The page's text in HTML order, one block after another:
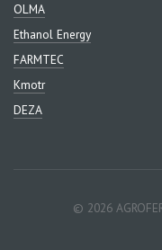
OLMA
Ethanol Energy
FARMTEC
Kmotr
DEZA
© 2026